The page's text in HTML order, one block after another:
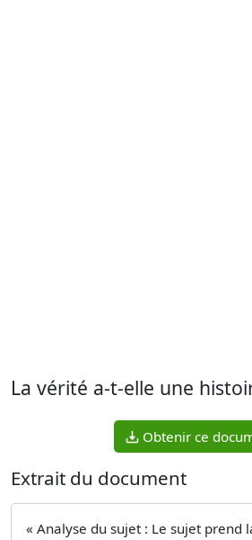
La vérité a-t-elle une
Obtenir ce
Extrait du document
« Analyse du sujet : Le sujet prend